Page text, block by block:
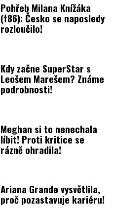
Pohřeb Milana Knížáka
(†86): Česko se naposledy
rozloučilo!
Kdy začne SuperStar s
Leošem Marešem? Známe
podrobnosti!
Meghan si to nenechala
líbit! Proti kritice se
rázně ohradila!
Ariana Grande vysvětlila,
proč pozastavuje kariéru!